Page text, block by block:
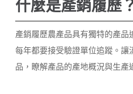
サイズ／梱包：3XL（200g / 3-4
尾）/ 1箱入
製品状態：丸ごと・急速冷凍
什麼是產銷履歷
產銷履歷農產品具有獨特的產品
每年都要接受驗證單位追蹤。讓
品，瞭解產品的產地概況與生產